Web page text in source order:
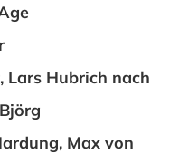
Lars Hubrich nach
Max von